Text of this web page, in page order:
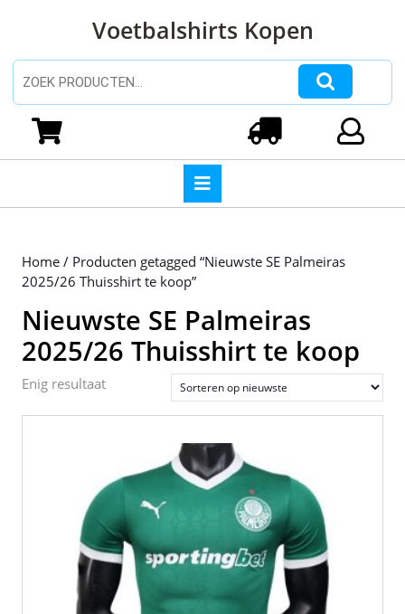
inhoud
Voetbalshirts Kopen
Zoeken naar:
Home / Producten getagged “Nieuwste SE Palmeiras
2025/26 Thuisshirt te koop”
Nieuwste SE Palmeiras
2025/26 Thuisshirt te koop
Enig resultaat